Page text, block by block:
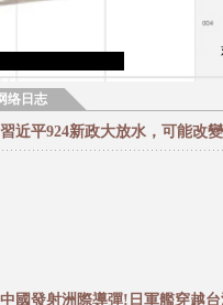
络日志
習近平924新政大放水，可能改
中國發射洲際導彈!日軍艦穿越